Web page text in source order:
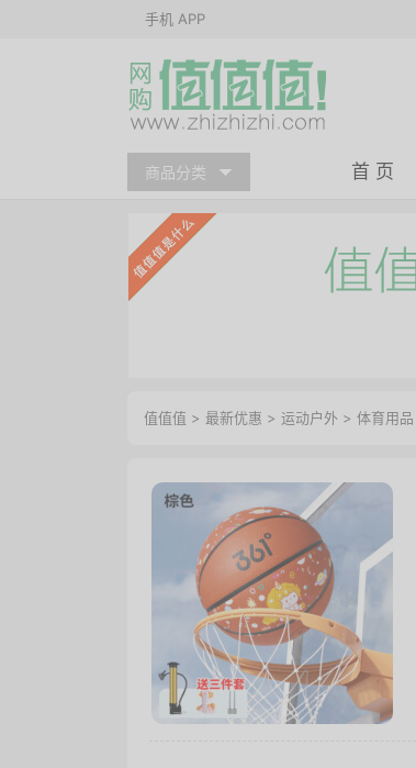
手机 APP
商品分类 首 页
值值值 > 最新优惠 > 运动户外 > 体育用品